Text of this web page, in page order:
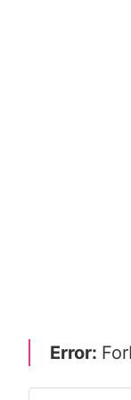
Error: